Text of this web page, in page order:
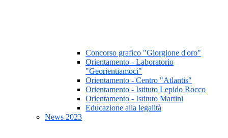
Concorso grafico "Giorgione d'oro"
Orientamento - Laboratorio
"Georientiamoci"
Orientamento - Centro "Atlantis"
Orientamento - Istituto Lepido Rocco
Orientamento - Istituto Martini
Educazione alla legalità
News 2023